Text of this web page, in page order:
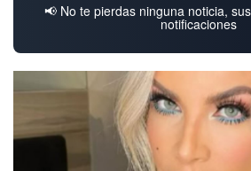
📢 No te pierdas ninguna noticia,
notificaciones